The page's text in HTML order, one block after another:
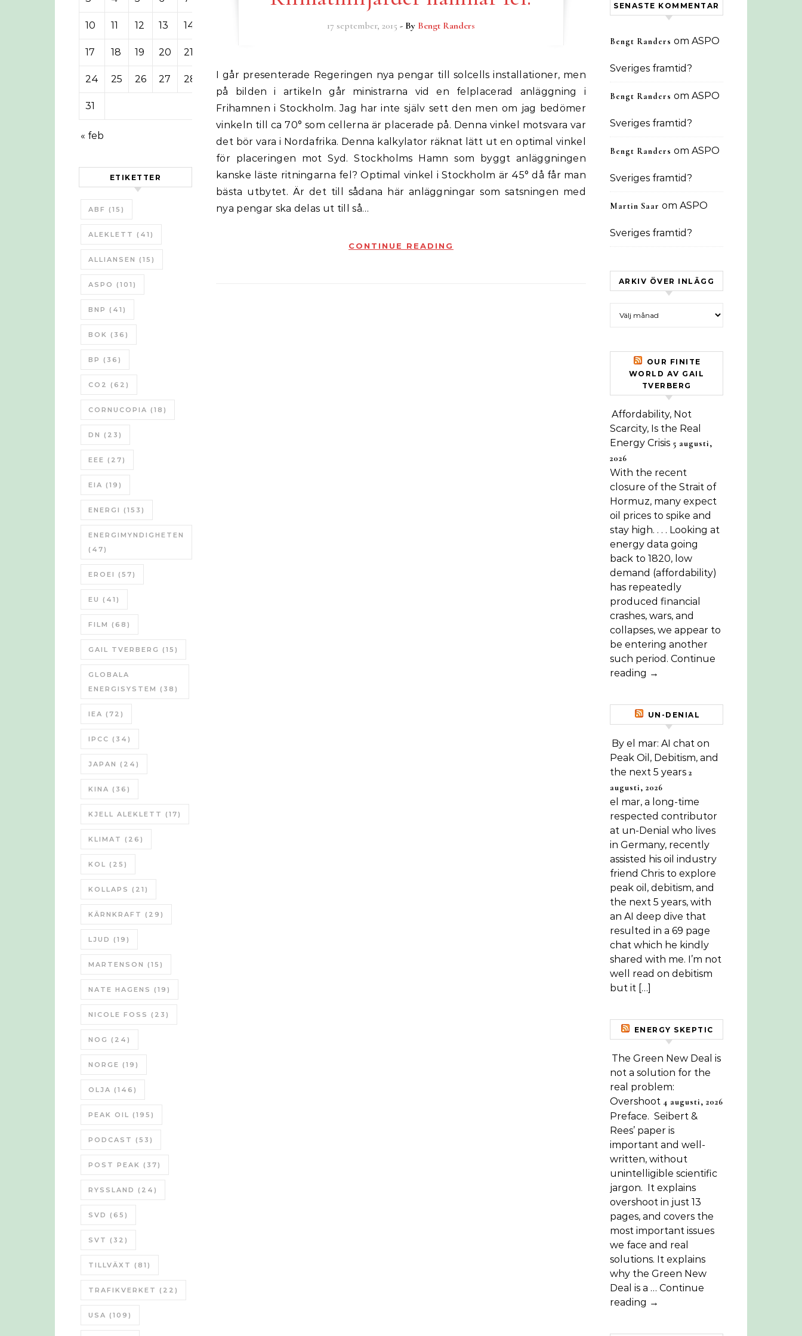
10 11 12 13 14
17 18 19 20 21
24 25 26 27 28 29 30
31
« feb
ETIKETTER
ABF (15)
ALEKLETT (41)
ALLIANSEN (15)
ASPO (101)
BNP (41)
BOK (36)
BP (36)
CO2 (62)
CORNUCOPIA (18)
DN (23)
EEE (27)
EIA (19)
ENERGI (153)
ENERGIMYNDIGHETEN
(47)
EROEI (57)
EU (41)
FILM (68)
GAIL TVERBERG (15)
GLOBALA
ENERGISYSTEM (38)
IEA (72)
IPCC (34)
JAPAN (24)
KINA (36)
KJELL ALEKLETT (17)
KLIMAT (26)
KOL (25)
KOLLAPS (21)
KÄRNKRAFT (29)
LJUD (19)
MARTENSON (15)
NATE HAGENS (19)
NICOLE FOSS (23)
NOG (24)
NORGE (19)
OLJA (146)
PEAK OIL (195)
PODCAST (53)
POST PEAK (37)
RYSSLAND (24)
SVD (65)
SVT (32)
TILLVÄXT (81)
TRAFIKVERKET (22)
USA (109)
17 september, 2015 - By Bengt Randers
I går presenterade Regeringen nya pengar till solcells installationer, men
på bilden i artikeln går ministrarna vid en felplacerad anläggning i
Frihamnen i Stockholm. Jag har inte själv sett den men om jag bedömer
vinkeln till ca 70° som cellerna är placerade på. Denna vinkel motsvara var
det bör vara i Nordafrika. Denna kalkylator räknat lätt ut en optimal vinkel
för placeringen mot Syd. Stockholms Hamn som byggt anläggningen
kanske läste ritningarna fel? Optimal vinkel i Stockholm är 45° då får man
bästa utbytet. Är det till sådana här anläggningar som satsningen med
nya pengar ska delas ut till så…
CONTINUE READING
SENASTE KOMMENTAR
Bengt Randers om ASPO
Sveriges framtid?
Bengt Randers om ASPO
Sveriges framtid?
Bengt Randers om ASPO
Sveriges framtid?
Martin Saar om ASPO
Sveriges framtid?
ARKIV ÖVER INLÄGG
OUR FINITE
WORLD AV GAIL
TVERBERG
Affordability, Not
Scarcity, Is the Real
Energy Crisis 5 augusti,
2026
With the recent
closure of the Strait of
Hormuz, many expect
oil prices to spike and
stay high. . . . Looking at
energy data going
back to 1820, low
demand (affordability)
has repeatedly
produced financial
crashes, wars, and
collapses, we appear to
be entering another
such period. Continue
reading →
UN-DENIAL
By el mar: AI chat on
Peak Oil, Debitism, and
the next 5 years 2
augusti, 2026
el mar, a long-time
respected contributor
at un-Denial who lives
in Germany, recently
assisted his oil industry
friend Chris to explore
peak oil, debitism, and
the next 5 years, with
an AI deep dive that
resulted in a 69 page
chat which he kindly
shared with me. I’m not
well read on debitism
but it […]
ENERGY SKEPTIC
The Green New Deal is
not a solution for the
real problem:
Overshoot 4 augusti, 2026
Preface. Seibert &
Rees’ paper is
important and well-
written, without
unintelligible scientific
jargon. It explains
overshoot in just 13
pages, and covers the
most important issues
we face and real
solutions. It explains
why the Green New
Deal is a … Continue
reading →